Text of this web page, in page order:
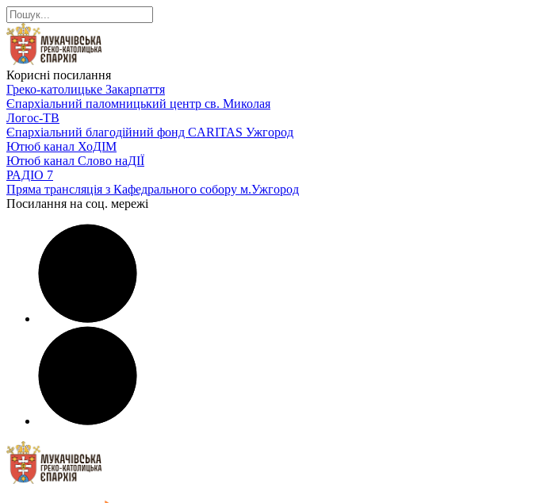
Корисні посилання
Греко-католицьке Закарпаття
Єпархіальний паломницький центр св. Миколая
Логос-ТВ
Єпархіальний благодійний фонд CARITAS Ужгород
Ютюб канал ХоДІМ
Ютюб канал Слово наДІЇ
РАДІО 7
Пряма трансляція з Кафедрального собору м.Ужгород
Посилання на соц. мережі